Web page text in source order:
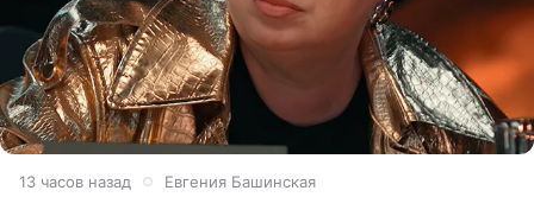
13 часов назад Евгения Башинская